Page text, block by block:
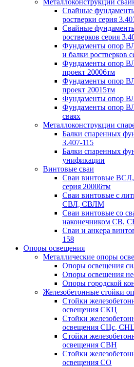
Свайные
ростверки серия
Свайные
ростверков серия
Фундаменты опор
и балки ростверков
Фундаменты опор
проект 20006тм
Фундаменты опор
проект 20015тм
Фундаменты опор
Фундаменты опор
сваях
Металлоконструкции
Балки спаренных
3.407-115
Балки спаренных
унификации
Винтовые сваи
Сваи винтовые
серия 20006тм
Сваи винтовые с
СВЛ, СВЛМ
Сваи винтовые со
наконечником СВ,
Сваи и анкера
158
Опоры освещения
Металлические опоры
Опоры освещения
Опоры освещения
Опоры городской
Железобетонные стойки
Стойки
освещения СКЦ
Стойки
освещения СЦс,
Стойки
освещения СВН
Стойки
освещения СО